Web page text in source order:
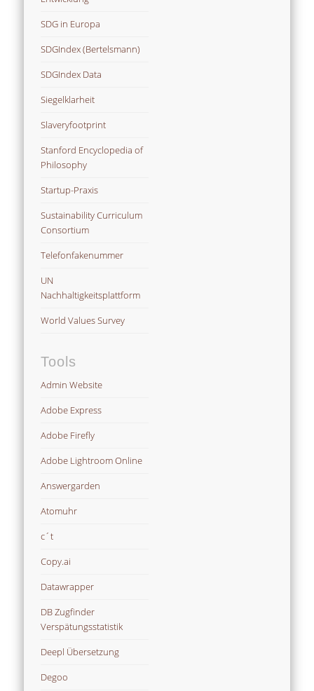
SDG in Europa
SDGIndex (Bertelsmann)
SDGIndex Data
Siegelklarheit
Slaveryfootprint
Stanford Encyclopedia of
Philosophy
Startup-Praxis
Sustainability Curriculum
Consortium
Telefonfakenummer
UN
Nachhaltigkeitsplattform
World Values Survey
Tools
Admin Website
Adobe Express
Adobe Firefly
Adobe Lightroom Online
Answergarden
Atomuhr
c´t
Copy.ai
Datawrapper
DB Zugfinder
Verspätungsstatistik
Deepl Übersetzung
Degoo